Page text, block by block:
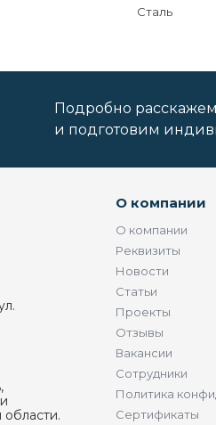
Сталь
Подробно расскажем
и подготовим
О компании
О компании
Реквизиты
Новости
Статьи
Проекты
Отзывы
Вакансии
Сотрудники
Политика
Сертификаты